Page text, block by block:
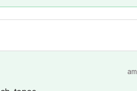
am